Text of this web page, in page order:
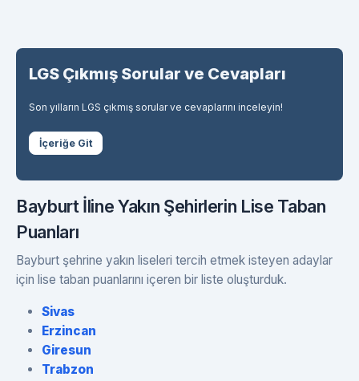
LGS Çıkmış Sorular ve Cevapları
Son yılların LGS çıkmış sorular ve cevaplarını inceleyin!
İçeriğe Git
Bayburt İline Yakın Şehirlerin Lise Taban
Puanları
Bayburt şehrine yakın liseleri tercih etmek isteyen adaylar
için lise taban puanlarını içeren bir liste oluşturduk.
Sivas
Erzincan
Giresun
Trabzon